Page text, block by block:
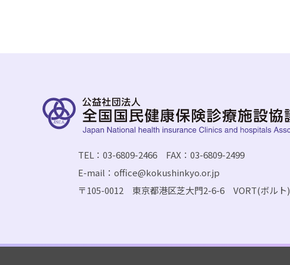
TEL：03-6809-2466 FAX：03-6809-2499
E-mail：office@kokushinkyo.or.jp
〒105-0012 東京都港区芝大門2-6-6 VORT(ボルト)